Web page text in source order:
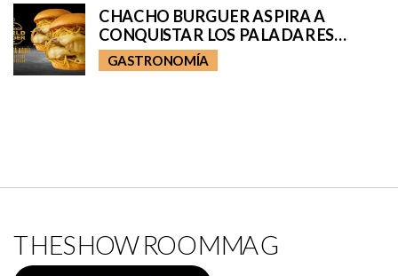
CHACHO BURGUER ASPIRA A
CONQUISTAR LOS PALADARES
INTERNACIONALES
GASTRONOMÍA
THESHOWROOMMAG